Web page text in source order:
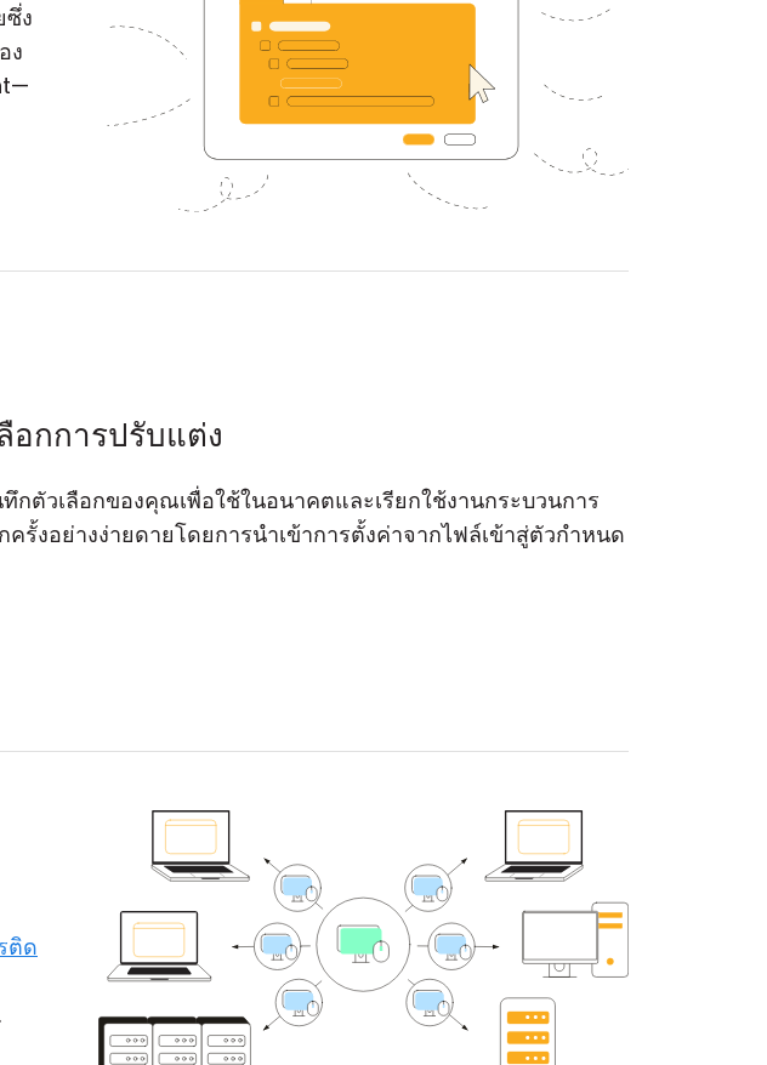
ซึ่ง
ง
อกการปรับแต่ง
ตัวเลือกของคุณเพื่อใช้ในอนาคตและเรียกใช้งานกระบวนการ
รั้งอย่างง่ายดายโดยการนำเข้าการตั้งค่าจากไฟล์เข้าสู่ตัวกำหนด
ติด